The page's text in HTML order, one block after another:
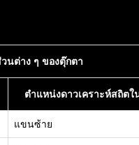
นต่าง ๆ ของตุ๊กตา
ตำแหน่งดาวเคราะห์สถิตใ
แขนซ้าย